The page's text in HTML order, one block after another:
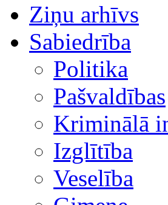
Ziņu arhīvs
Sabiedrība
Politika
Pašvaldības
Kriminālā
Izglītība
Veselība